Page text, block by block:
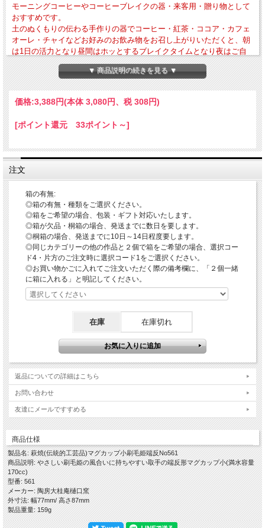
モーニングコーヒーやコーヒーブレイクの器・来客用・贈り物として
おすすめです。
土のぬくもりの伝わる手作りの器でコーヒー・紅茶・ココア・カフェ
オーレ・チャイなどお好みのお飲み物をお召し上がりいただくと、朝
は1日の活力となり昼間はホッとするブレイクタイムとなり夜はご自
身への1日のご褒美となることと思います。
・外寸法-径約77mm×高さ約87mm ・作品重量-約159g ・満水容量-約170cc
・電子レンジ・食器洗浄乾燥機の使用OK 直火・ガスオーブンの使用はNG
当店ではこの器で一層美味しくお召し上がりいただくために、口当たり・持ちやす
い取手・なるべく重さを感じないような位置に取手を付ける・安定感などを意識し
◎簡単ホットドリンクレシピ
※当店は薬品によるコーティング未使用につき電子レンジの使用が可能です。
〇ロイヤルミルクティー器の3分の1程度のお湯と紅茶のティーバッグを入れしばら
く置き、ティーバッグを取り出しミルクを入れお好みで砂糖を入れ電子レンジでチ
ン(600wで2分程度)してください。
〇チャイ-器の3分の1程度のお湯と紅茶のティーバッグとお好みの香辛料を適量入
れしばらく置き、ティーバッグを取り出しミルクとお好みで砂糖を入れ電子レンジ
でチン(600wで2分程度)してください。
※ティーバックを入れてチンされる場合、ホッチキスの針のアルミ部分が反応して
火花が散る可能性があるため針のついてないものか針を外してからチンするように
してください。又、加熱とともにティーバッグが膨らんで破れたりする可能性があ
りますのでご注意ください。
※レンジ使用中の吹きこぼれと、飲み物と共に器・取手も熱くなりますので火傷な
どされませんようにお取り扱いにご注意ください。
伝統的工芸品萩焼の基本となる「大道土」を使って水曳し、乾燥させながら高台脇
や高台を削り全体の形を整え、さらに乾燥のタイミングを計りながら生地とは違う
化粧土を自作の道具で大胆に「刷毛目」を施します。
呼ばれる古い萩焼にもその作品が残っております。
しっかり乾燥させてから素焼きをし、木灰釉を掛けて還元焼成で本焼きをし窯出し
をして焼ヒビなどが無いかをしっかりチェックして完成となります。
赤みの部分は「窯変(ようへん)」と言って偶然出るものですので、はっきりある場
合もあれば少なめでおとなしい風合いのこともあります。 大道土のことを「姫
土」とも言い刷毛目を施すことから、当店では「刷毛姫」と命名しております。
…………………………………………………………………………………………………
…
【ギフト対応について】
◎各箱(木箱・紙箱)をご希望の場合は、このページの下に各箱のお買い物カゴにて
別途ご注文くださいますようお願いいたします。
◎箱入りの場合は当店のオリジナル包装紙での包装・ギフト対応(のし紙掛け・メ
ッセージカード)を無料で承ります。
【作品に関して】
▼ 商品説明の続きを見る ▼
価格:3,388円(本体 3,080円、税 308円)
[ポイント還元 33ポイント～]
注文
箱の有無:
◎箱の有無・種類をご選択ください。
◎箱をご希望の場合、包装・ギフト対応いたします。
◎箱が欠品・桐箱の場合、発送までに数日を要します。
◎桐箱の場合、発送までに10日～14日程度要します。
◎同じカテゴリーの他の作品と２個で箱をご希望の場合、選択コー
ド4・片方のご注文時に選択コード1をご選択ください。
◎お買い物かごに入れてご注文いただく際の備考欄に、「２個一緒
に箱に入れる」と明記してください。
在庫 在庫切れ
返品についての詳細はこちら
お問い合わせ
友達にメールですすめる
商品仕様
製品名: 萩焼(伝統的工芸品)マグカップ小刷毛姫端反No561
商品説明: やさしい刷毛姫の風合いに持ちやすい取手の端反形マグカップ小(満水容量
170cc)
型番: 561
メーカー: 陶房大桂庵樋口窯
外寸法: 幅77mm/ 高さ87mm
製品重量: 159g